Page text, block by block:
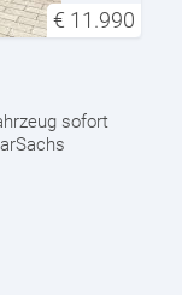
€ 11.990
sofort